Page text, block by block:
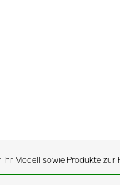
Modell sowie Produkte zur